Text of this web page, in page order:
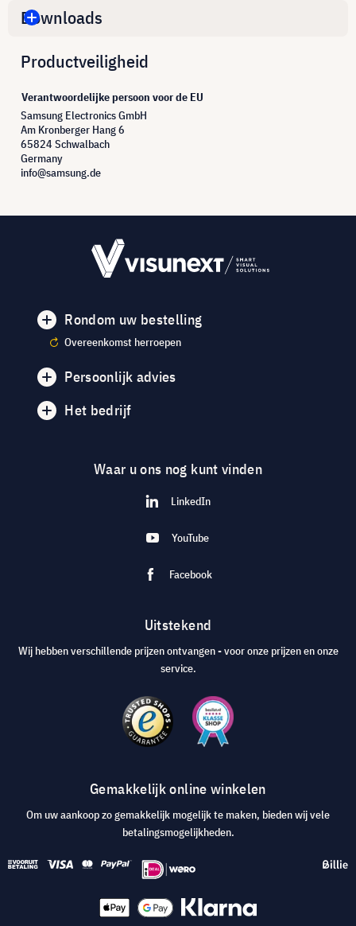
Downloads
Productveiligheid
Verantwoordelijke persoon voor de EU
Samsung Electronics GmbH
Am Kronberger Hang 6
65824 Schwalbach
Germany
info@samsung.de
Rondom uw bestelling
Overeenkomst herroepen
Persoonlijk advies
Het bedrijf
Waar u ons nog kunt vinden
LinkedIn
YouTube
Facebook
Uitstekend
Wij hebben verschillende prijzen ontvangen - voor onze prijzen en onze
service.
Gemakkelijk online winkelen
Om uw aankoop zo gemakkelijk mogelijk te maken, bieden wij vele
betalingsmogelijkheden.